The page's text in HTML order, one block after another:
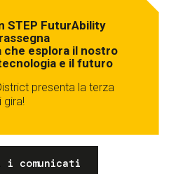
STEP FuturAbility
esplora il nostro
e il futuro
presenta la terza
gira!
i comunicati